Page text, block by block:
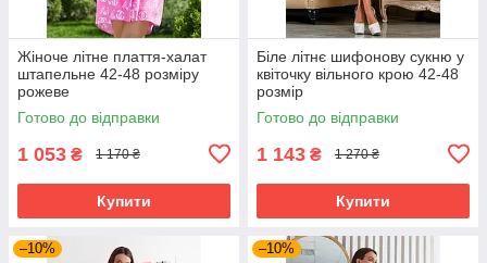
Жіноче літне плаття-халат
штапельне 42-48 розміру
рожеве
Готово до відправки
1 053 ₴ 1 170 ₴
Купити
Біле літнє шифонову сукню у
квіточку вільного крою 42-48
розмір
Готово до відправки
1 143 ₴ 1 270 ₴
Купити
–10% –10%